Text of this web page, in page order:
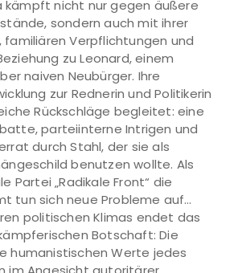
kämpft nicht nur gegen äußere
sondern auch mit ihrer
familiären Verpflichtungen und
zu Leonard, einem
naiven Neubürger. Ihre
zur Rednerin und Politikerin
Rückschläge begleitet: eine
parteiinterne Intrigen und
durch Stahl, der sie als
benutzen wollte. Als
Partei „Radikale Front“ die
tun sich neue Probleme auf…
politischen Klimas endet das
Botschaft: Die
humanistischen Werte jedes